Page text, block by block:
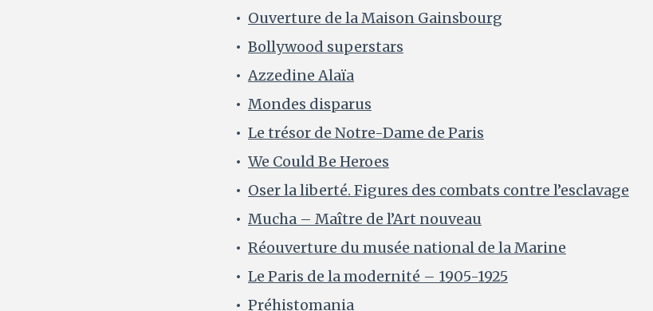
Ouverture de la Maison Gainsbourg
Bollywood superstars
Azzedine Alaïa
Mondes disparus
Le trésor de Notre-Dame de Paris
We Could Be Heroes
Oser la liberté. Figures des combats contre l’esclavage
Mucha – Maître de l’Art nouveau
Réouverture du musée national de la Marine
Le Paris de la modernité – 1905-1925
Préhistomania